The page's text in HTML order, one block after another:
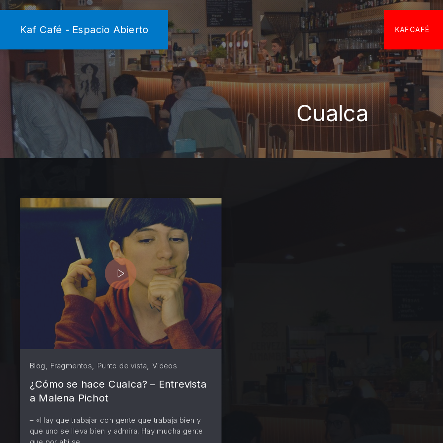
Kaf Café - Espacio Abierto KAFCAFÉ
Cualca
Blog Fragmentos Punto de vista Videos
¿Cómo se hace Cualca? – Entrevista
a Malena Pichot
– «Hay que trabajar con gente que trabaja bien y
que uno se lleva bien y admira. Hay mucha gente